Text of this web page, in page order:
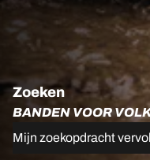
Zoeken
BANDEN VOOR
Mijn zoekopdracht